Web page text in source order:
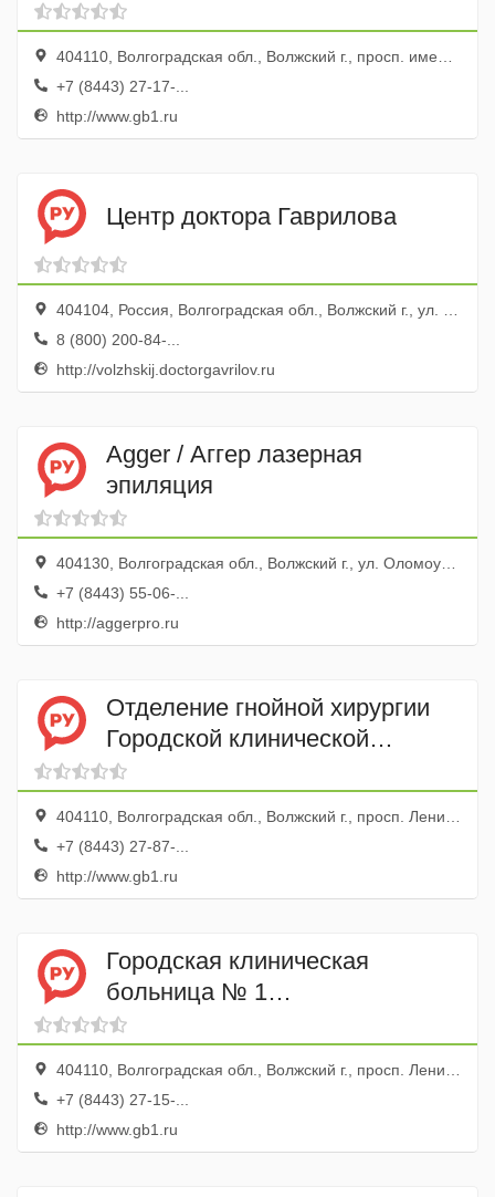
больницы № 1
404110, Волгоградская обл., Волжский г., просп. имени Ленина, 137, эт. 7
+7 (8443) 27-17-...
http://www.gb1.ru
Центр доктора Гаврилова
404104, Россия, Волгоградская обл., Волжский г., ул. Химиков, 10
8 (800) 200-84-...
http://volzhskij.doctorgavrilov.ru
Agger / Аггер лазерная
эпиляция
404130, Волгоградская обл., Волжский г., ул. Оломоуцкая, 16
+7 (8443) 55-06-...
http://aggerpro.ru
Отделение гнойной хирургии
Городской клинической
больницы № 1
404110, Волгоградская обл., Волжский г., просп. Ленина, 137
+7 (8443) 27-87-...
http://www.gb1.ru
Городская клиническая
больница № 1
Неврологическое отделение
№ 1
404110, Волгоградская обл., Волжский г., просп. Ленина, 137
+7 (8443) 27-15-...
http://www.gb1.ru